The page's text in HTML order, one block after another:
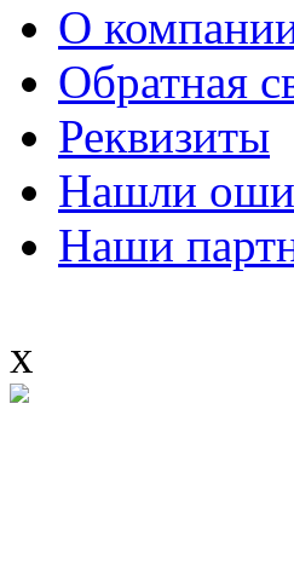
О
Обратная
Реквизиты
Нашли
Наши
x